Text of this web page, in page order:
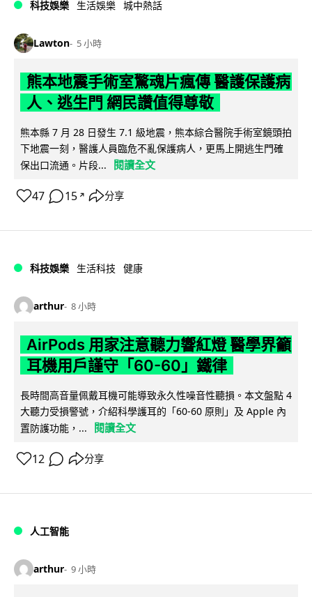
科技娛樂 生活娛樂 城中熱話
Lawton 5 小時
熊本地震手術室驚魂片瘋傳 醫護保護病
人、逃生門 網民讚值得尊敬
熊本縣 7 月 28 日發生 7.1 級地震，熊本綜合醫院手術室鏡頭拍
下地震一刻，醫護人員臨危不亂保護病人，更馬上開逃生門確
保出口流通。片段...
閱讀全文
47 15 ↗ 分享
科技娛樂 生活科技 健康
arthur 8 小時
AirPods 用家注意聽力響紅燈 醫學界籲
耳機用戶謹守「60-60」鐵律
長時間高音量佩戴耳機可能導致永久性噪音性聽損。本文盤點 4
大聽力受損警號，介紹科學護耳的「60-60 原則」及 Apple 內
置防護功能，...
閱讀全文
12 分享
人工智能
arthur 9 小時